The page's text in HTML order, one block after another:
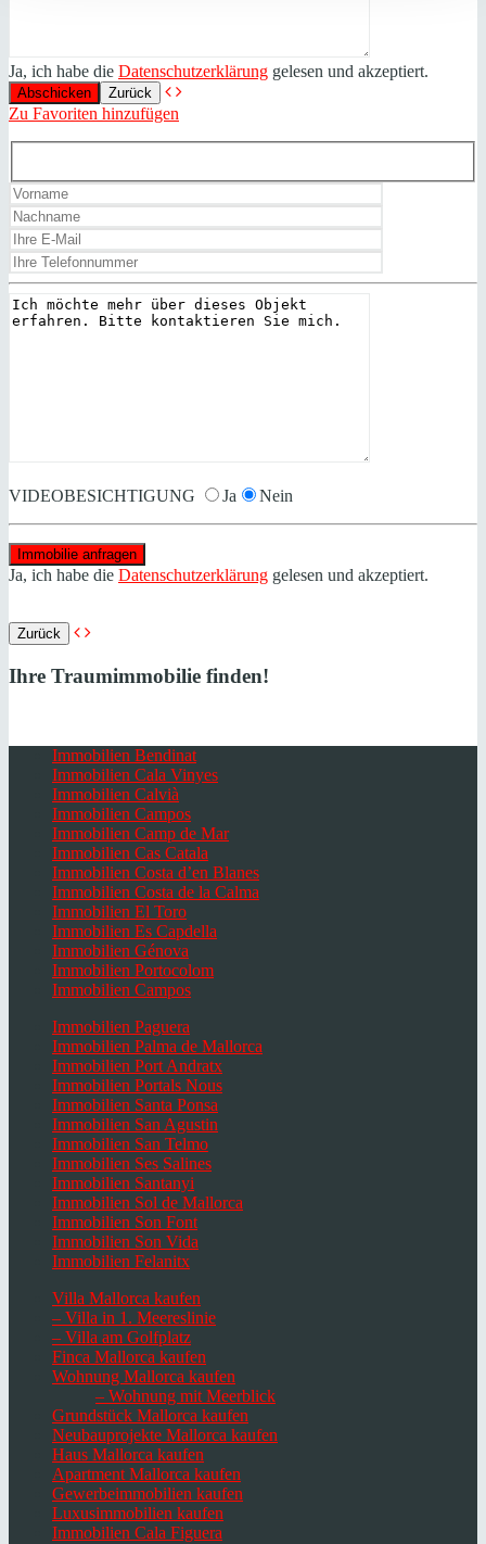
Ja, ich habe die Datenschutzerklärung gelesen und akzeptiert.
Zurück
Zu Favoriten hinzufügen
VIDEOBESICHTIGUNG Ja Nein
Ja, ich habe die Datenschutzerklärung gelesen und akzeptiert.
Zurück
Ihre Traumimmobilie finden!
Immobilien Bendinat
Immobilien Cala Vinyes
Immobilien Calvià
Immobilien Campos
Immobilien Camp de Mar
Immobilien Cas Catala
Immobilien Costa d’en Blanes
Immobilien Costa de la Calma
Immobilien El Toro
Immobilien Es Capdella
Immobilien Génova
Immobilien Portocolom
Immobilien Campos
Immobilien Paguera
Immobilien Palma de Mallorca
Immobilien Port Andratx
Immobilien Portals Nous
Immobilien Santa Ponsa
Immobilien San Agustin
Immobilien San Telmo
Immobilien Ses Salines
Immobilien Santanyi
Immobilien Sol de Mallorca
Immobilien Son Font
Immobilien Son Vida
Immobilien Felanitx
Villa Mallorca kaufen
– Villa in 1. Meereslinie
– Villa am Golfplatz
Finca Mallorca kaufen
Wohnung Mallorca kaufen
– Wohnung mit Meerblick
Grundstück Mallorca kaufen
Neubauprojekte Mallorca kaufen
Haus Mallorca kaufen
Apartment Mallorca kaufen
Gewerbeimmobilien kaufen
Luxusimmobilien kaufen
Immobilien Cala Figuera